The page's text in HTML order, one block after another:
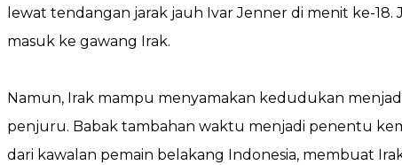
lewat tendangan jarak jauh Ivar Jenner di menit ke-
masuk ke gawang Irak.
Namun, Irak mampu menyamakan kedudukan
penjuru. Babak tambahan waktu menjadi penentu
dari kawalan pemain belakang Indonesia, membuat